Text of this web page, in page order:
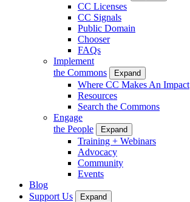
CC Licenses
CC Signals
Public Domain
Chooser
FAQs
Implement
the Commons
Expand
Where CC Makes An Impact
Resources
Search the Commons
Engage
the People
Expand
Training + Webinars
Advocacy
Community
Events
Blog
Support Us
Expand